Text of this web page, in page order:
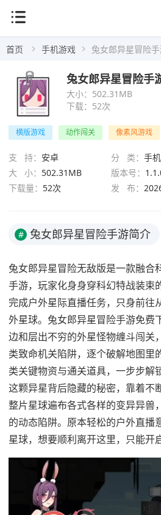
首页 手机游戏 兔女郎异星冒险
大小： 502.31MB
下载： 52次
兔女郎异星冒险手
横版游戏 动作闯关 像素风游戏
支 持： 安卓 分 类： 手
大 小： 502.31MB 版本号：
下载量： 52次 发 布：
# 兔女郎异星冒险手游简介
兔女郎异星冒险无敌版是一款融合
手游，玩家化身身穿科幻特战装束
完成户外星际直播任务，只身前往
外星球。兔女郎异星冒险手游免费
边和层出不穷的外星怪物缠斗闯关
类致命机关陷阱，逐个破解地图里
类关键物资与通关道具，一步步解
这颗异星背后隐藏的秘密，靠着不
整片星球遍布各式各样的变异异兽
的动态陷阱。原本轻松的户外直播
星球，想要顺利离开这里，只能开